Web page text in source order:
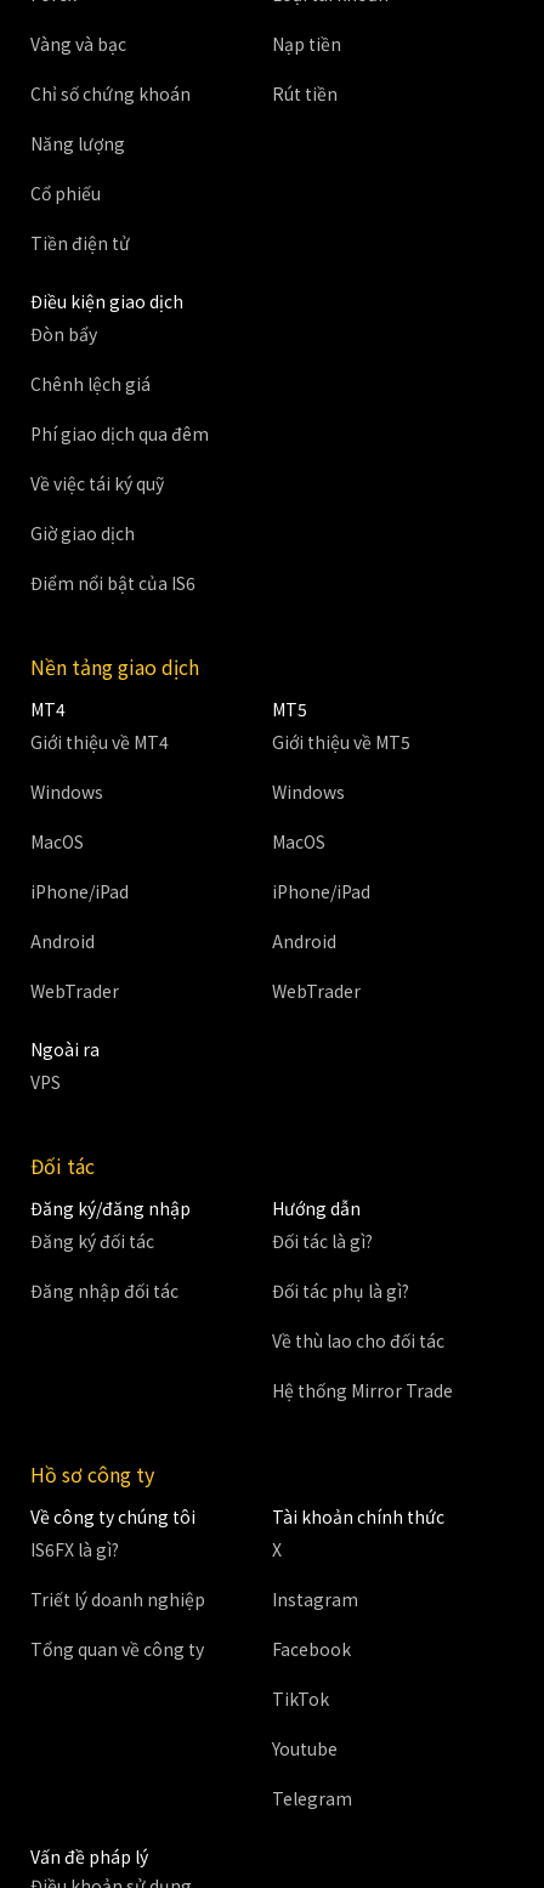
Vàng và bạc
Chỉ số chứng khoán
Năng lượng
Cổ phiếu
Tiền điện tử
Nạp tiền
Rút tiền
Điều kiện giao dịch
Đòn bẩy
Chênh lệch giá
Phí giao dịch qua đêm
Về việc tái ký quỹ
Giờ giao dịch
Điểm nổi bật của IS6
Nền tảng giao dịch
MT4
Giới thiệu về MT4
Windows
MacOS
iPhone/iPad
Android
WebTrader
MT5
Giới thiệu về MT5
Windows
MacOS
iPhone/iPad
Android
WebTrader
Ngoài ra
VPS
Đối tác
Đăng ký/đăng nhập
Đăng ký đối tác
Đăng nhập đối tác
Hướng dẫn
Đối tác là gì?
Đối tác phụ là gì?
Về thù lao cho đối tác
Hệ thống Mirror Trade
Hồ sơ công ty
Về công ty chúng tôi
IS6FX là gì?
Triết lý doanh nghiệp
Tổng quan về công ty
Tài khoản chính thức
X
Instagram
Facebook
TikTok
Youtube
Telegram
Vấn đề pháp lý